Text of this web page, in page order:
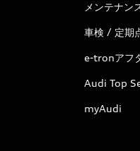
メンテナン
車検 / 定期
e-tronアフ
Audi Top
myAudi